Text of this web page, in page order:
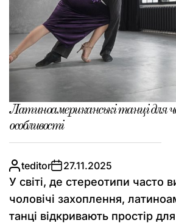
Латиноамериканські танці для
особливості
teditor 27.11.2025
У світі, де стереотипи часто
чоловічі захоплення,
танці відкривають простір